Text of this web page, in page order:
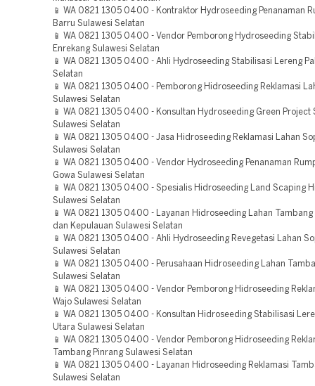
📱 WA 0821 1305 0400 - Kontraktor Hydroseeding Penanaman
Barru Sulawesi Selatan
📱 WA 0821 1305 0400 - Vendor Pemborong Hydroseeding
Enrekang Sulawesi Selatan
📱 WA 0821 1305 0400 - Ahli Hydroseeding Stabilisasi Lereng
Selatan
📱 WA 0821 1305 0400 - Pemborong Hidroseeding Reklamasi
Sulawesi Selatan
📱 WA 0821 1305 0400 - Konsultan Hydroseeding Green Project
Sulawesi Selatan
📱 WA 0821 1305 0400 - Jasa Hidroseeding Reklamasi Lahan
Sulawesi Selatan
📱 WA 0821 1305 0400 - Vendor Hydroseeding Penanaman
Gowa Sulawesi Selatan
📱 WA 0821 1305 0400 - Spesialis Hidroseeding Land Scaping
Sulawesi Selatan
📱 WA 0821 1305 0400 - Layanan Hidroseeding Lahan Tambang
dan Kepulauan Sulawesi Selatan
📱 WA 0821 1305 0400 - Ahli Hydroseeding Revegetasi Lahan
Sulawesi Selatan
📱 WA 0821 1305 0400 - Perusahaan Hidroseeding Lahan
Sulawesi Selatan
📱 WA 0821 1305 0400 - Vendor Pemborong Hidroseeding
Wajo Sulawesi Selatan
📱 WA 0821 1305 0400 - Konsultan Hidroseeding Stabilisasi
Utara Sulawesi Selatan
📱 WA 0821 1305 0400 - Vendor Pemborong Hidroseeding
Tambang Pinrang Sulawesi Selatan
📱 WA 0821 1305 0400 - Layanan Hidroseeding Reklamasi
Sulawesi Selatan